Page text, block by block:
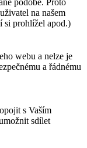
podobě. Proto
na našem
si prohlížel apod.)
webu a nelze je
a řádnému
s Vaším
sdílet